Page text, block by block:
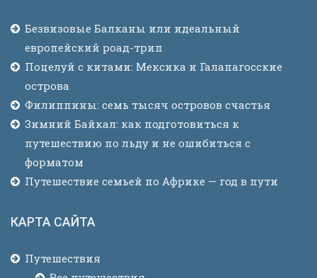
Безвизовые Балканы или идеальный
европейский роад-трип
Поцелуй с китами: Мексика и Галапагосские
острова
Филиппины: семь тысяч островов счастья
Зимний Байкал: как подготовиться к
путешествию по льду и не ошибиться с
форматом
Путешествие семьей по Африке — год в пути
КАРТА САЙТА
Путешествия